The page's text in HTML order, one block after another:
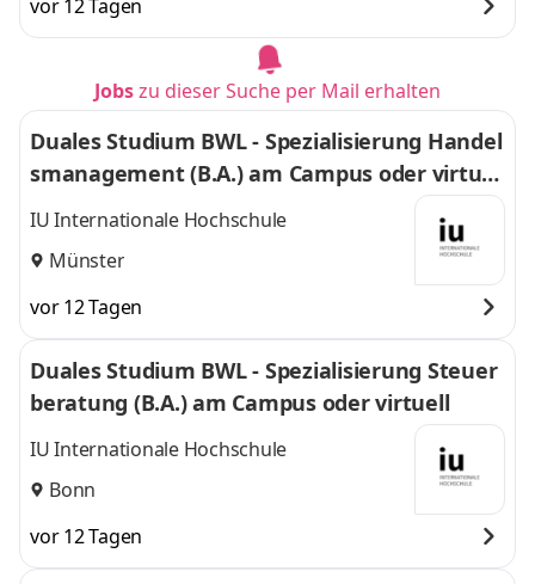
vor 12 Tagen
Jobszu dieser Suche per Mail erhalten
Duales Studium BWL - Spezialisierung Handel
smanagement (B.A.) am Campus oder virtuel
l
IU Internationale Hochschule
Münster
vor 12 Tagen
Duales Studium BWL - Spezialisierung Steuer
beratung (B.A.) am Campus oder virtuell
IU Internationale Hochschule
Bonn
vor 12 Tagen